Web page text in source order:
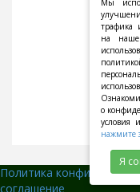
Политика
соглашение
Мы
трафика
на
о
условия
нажмите
Я